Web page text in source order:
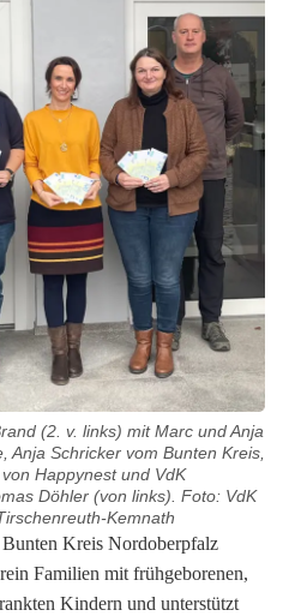
(2. v. links) mit Marc und Anja
Anja Schricker vom Bunten Kreis,
Happynest und VdK
Döhler (von links). Foto: VdK
Kemnath
Kreis Nordoberpfalz
Familien mit frühgeborenen,
Kindern und unterstützt